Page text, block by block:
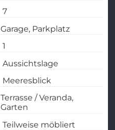
7
Garage Parkplatz
1
Aussichtslage
Meeresblick
Terrasse / Veranda
Garten
Teilweise möbliert